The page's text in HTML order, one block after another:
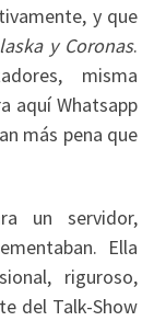
y que
y Coronas.
misma
aquí Whatsapp
más pena que
un servidor,
Ella
riguroso,
del Talk-Show